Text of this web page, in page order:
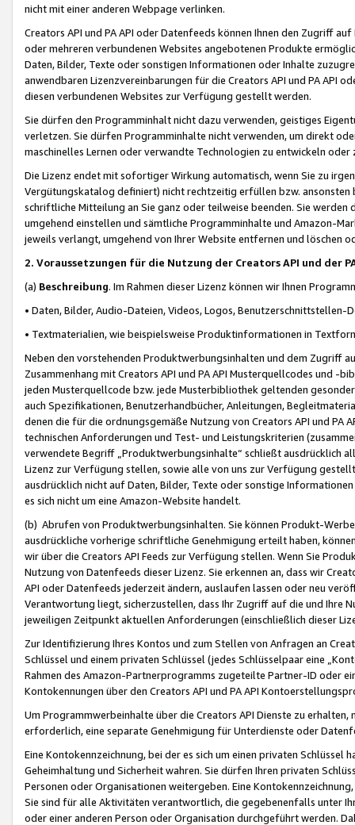
nicht mit einer anderen Webpage verlinken.
Creators API und PA API oder Datenfeeds können Ihnen den Zugriff
oder mehreren verbundenen Websites angebotenen Produkte
Daten, Bilder, Texte oder sonstigen Informationen oder Inhalte
anwendbaren Lizenzvereinbarungen für die Creators API und PA API
diesen verbundenen Websites zur Verfügung gestellt werden.
Sie dürfen den Programminhalt nicht dazu verwenden, geistiges
verletzen. Sie dürfen Programminhalte nicht verwenden, um direkt
maschinelles Lernen oder verwandte Technologien zu entwickeln
Die Lizenz endet mit sofortiger Wirkung automatisch, wenn Sie zu
Vergütungskatalog definiert) nicht rechtzeitig erfüllen bzw. ansonsten
schriftliche Mitteilung an Sie ganz oder teilweise beenden. Sie werden
umgehend einstellen und sämtliche Programminhalte und Amazon-
jeweils verlangt, umgehend von Ihrer Website entfernen und löschen
2. Voraussetzungen für die Nutzung der Creators API und der
(a) Beschreibung. Im Rahmen dieser Lizenz können wir Ihnen
• Daten, Bilder, Audio-Dateien, Videos, Logos, Benutzerschnittstellen-
• Textmaterialien, wie beispielsweise Produktinformationen in
Neben den vorstehenden Produktwerbungsinhalten und dem Zugriff
Zusammenhang mit Creators API und PA API Musterquellcodes und
jeden Musterquellcode bzw. jede Musterbibliothek geltenden
auch Spezifikationen, Benutzerhandbücher, Anleitungen,
denen die für die ordnungsgemäße Nutzung von Creators API und PA
technischen Anforderungen und Test- und Leistungskriterien
verwendete Begriff „Produktwerbungsinhalte“ schließt ausdrücklich
Lizenz zur Verfügung stellen, sowie alle von uns zur Verfügung
ausdrücklich nicht auf Daten, Bilder, Texte oder sonstige
es sich nicht um eine Amazon-Website handelt.
(b) Abrufen von Produktwerbungsinhalten. Sie können Produkt-
ausdrückliche vorherige schriftliche Genehmigung erteilt haben,
wir über die Creators API Feeds zur Verfügung stellen. Wenn Sie
Nutzung von Datenfeeds dieser Lizenz. Sie erkennen an, dass wir
API oder Datenfeeds jederzeit ändern, auslaufen lassen oder neu
Verantwortung liegt, sicherzustellen, dass Ihr Zugriff auf die und Ihre
jeweiligen Zeitpunkt aktuellen Anforderungen (einschließlich dieser
Zur Identifizierung Ihres Kontos und zum Stellen von Anfragen an
Schlüssel und einem privaten Schlüssel (jedes Schlüsselpaar eine
Rahmen des Amazon-Partnerprogramms zugeteilte Partner-ID oder
Kontokennungen über den Creators API und PA API
Um Programmwerbeinhalte über die Creators API Dienste zu
erforderlich, eine separate Genehmigung für Unterdienste oder
Eine Kontokennzeichnung, bei der es sich um einen privaten
Geheimhaltung und Sicherheit wahren. Sie dürfen Ihren privaten
Personen oder Organisationen weitergeben. Eine
Sie sind für alle Aktivitäten verantwortlich, die gegebenenfalls unter
oder einer anderen Person oder Organisation durchgeführt werden.